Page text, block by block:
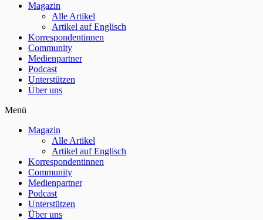
Magazin
Alle Artikel
Artikel auf Englisch
Korrespondentinnen
Community
Medienpartner
Podcast
Unterstützen
Über uns
Menü
Magazin
Alle Artikel
Artikel auf Englisch
Korrespondentinnen
Community
Medienpartner
Podcast
Unterstützen
Über uns